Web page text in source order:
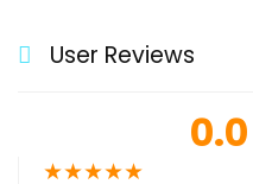
User Reviews
0.0
★★★★★